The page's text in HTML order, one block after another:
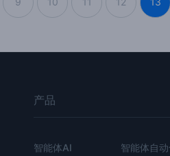
产品
智能体AI 智能体自